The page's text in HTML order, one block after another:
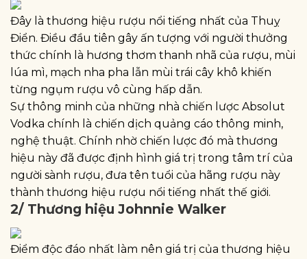
Đây là thương hiệu rượu nổi tiếng nhất của Thuỵ
Điển. Điều đầu tiên gây ấn tượng với người thưởng
thức chính là hương thơm thanh nhã của rượu, mùi
lúa mì, mạch nha pha lẫn mùi trái cây khô khiến
từng ngụm rượu vô cùng hấp dẫn.
Sự thông minh của những nhà chiến lược Absolut
Vodka chính là chiến dịch quảng cáo thông minh,
nghệ thuật. Chính nhờ chiến lược đó mà thương
hiệu này đã được định hình giá trị trong tâm trí của
người sành rượu, đưa tên tuổi của hãng rượu này
thành thương hiệu rượu nổi tiếng nhất thế giới.
2/ Thương hiệu Johnnie Walker
Điểm độc đáo nhất làm nên giá trị của thương hiệu